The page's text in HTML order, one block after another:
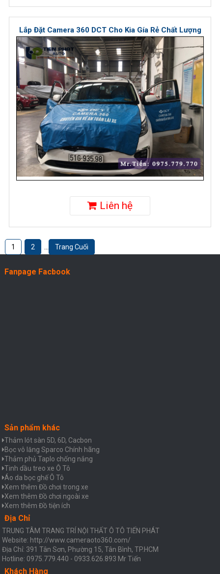
Lắp Đặt Camera 360 DCT Cho Kia Gía Rẻ Chất Lượng
Liên hệ
1 2 Trang Cuối
Fanpage Facbook
Sản phẩm khác
Thảm lót sàn 5D, 6D, Cacbon
Bọc vô lăng Sparco Chính hãng
Thảm phủ Taplo chống nắng
Tinh dầu treo xe Ô Tô
Áo da bọc ghế Ô Tô
Xem thêm Đồ chơi trong xe
Xem thêm Đồ chơi ngoài xe
Xem thêm Đồ tiện ích
Địa Chỉ
TRUNG TÂM TRANG TRÍ NỘI THẤT Ô TÔ TIẾN PHÁT
Website: http://www.cameraoto360.com/
Địa Chỉ: 391 Tân Sơn, Phường 15, Tân Bình, TP.HCM
Hotline: 0975.779.440 - 0933.626.893 Mr Tiến
Khách Hàng